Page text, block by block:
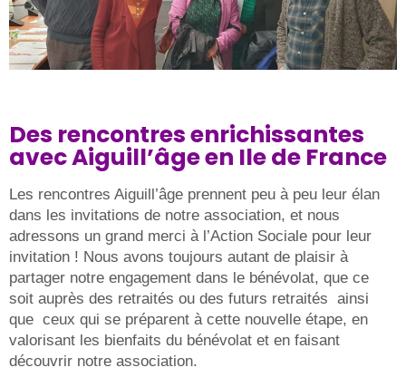
Des rencontres enrichissantes
avec Aiguill’âge en Ile de France
Les rencontres Aiguill’âge prennent peu à peu leur élan
dans les invitations de notre association, et nous
adressons un grand merci à l’Action Sociale pour leur
invitation ! Nous avons toujours autant de plaisir à
partager notre engagement dans le bénévolat, que ce
soit auprès des retraités ou des futurs retraités ainsi
que ceux qui se préparent à cette nouvelle étape, en
valorisant les bienfaits du bénévolat et en faisant
découvrir notre association.